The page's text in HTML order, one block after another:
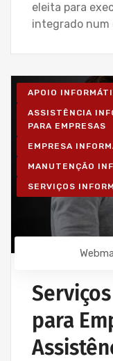
eleita para
integrado num
APOIO
ASSISTÊNCIA
PARA EMPRESAS
EMPRESA
MANUTENÇÃO
SERVIÇOS
para